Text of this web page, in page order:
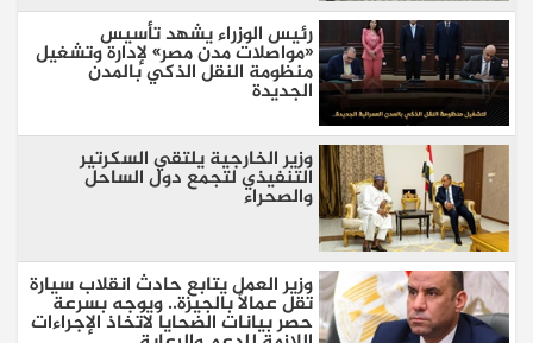
رئيس الوزراء يشهد تأسيس
«مواصلات مدن مصر» لإدارة وتشغيل
منظومة النقل الذكي بالمدن
الجديدة
وزير الخارجية يلتقي السكرتير
التنفيذي لتجمع دول الساحل
والصحراء
وزير العمل يتابع حادث انقلاب سيارة
تقل عمالًا بالجيزة.. ويوجه بسرعة
حصر بيانات الضحايا لاتخاذ الإجراءات